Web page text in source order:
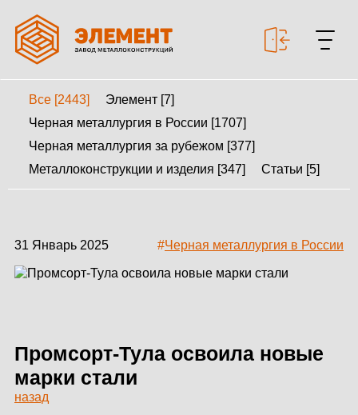
МЕТАЛЛОКОНСТРУКЦИИ
КАЛЬКУЛЯТОР
БЫСТРОВОЗВОДИМЫХ
ЗДАНИЙ
Все [2443]
Элемент [7]
Черная металлургия в России [1707]
Черная металлургия за рубежом [377]
Металлоконструкции и изделия [347]
Статьи [5]
31 Январь 2025 #Черная металлургия в России
Промсорт-Тула освоила новые
марки стали
назад